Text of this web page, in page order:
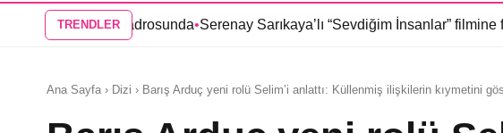
TRENDLER
kadrosunda•Serenay Sarıkaya’lı “Sevdiğim İnsanlar” filmine flaş transfer,
Ana Sayfa › Dizi › Barış Arduç yeni rolü Selim’i anlattı: Küllenmiş ilişkilerin kıymetini